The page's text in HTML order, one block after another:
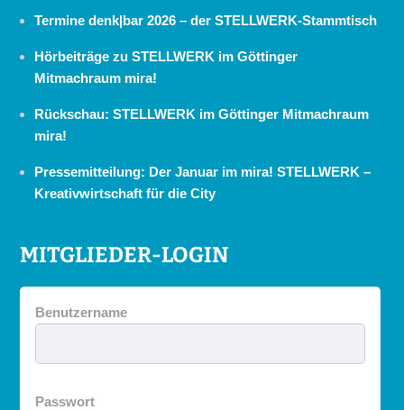
Termine denk|bar 2026 – der STELLWERK-Stammtisch
Hörbeiträge zu STELLWERK im Göttinger
Mitmachraum mira!
Rückschau: STELLWERK im Göttinger Mitmachraum
mira!
Pressemitteilung: Der Januar im mira! STELLWERK –
Kreativwirtschaft für die City
MITGLIEDER-LOGIN
Benutzername
Passwort